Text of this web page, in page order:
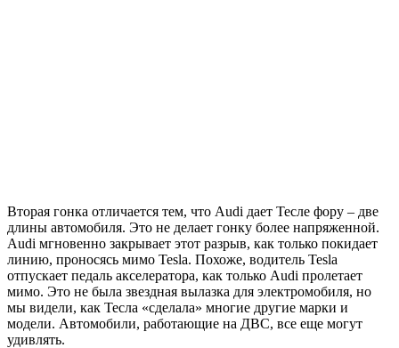
Вторая гонка отличается тем, что Audi дает Тесле фору – две
длины автомобиля. Это не делает гонку более напряженной.
Audi мгновенно закрывает этот разрыв, как только покидает
линию, проносясь мимо Tesla. Похоже, водитель Tesla
отпускает педаль акселератора, как только Audi пролетает
мимо. Это не была звездная вылазка для электромобиля, но
мы видели, как Тесла «сделала» многие другие марки и
модели. Автомобили, работающие на ДВС, все еще могут
удивлять.